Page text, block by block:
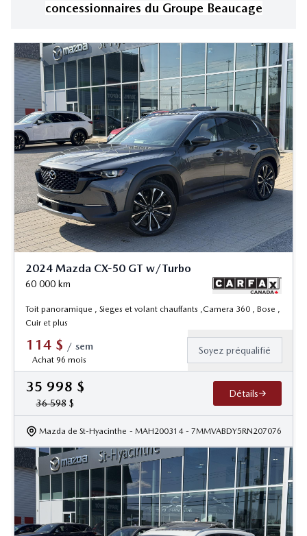
concessionnaires du Groupe Beaucage
2024 Mazda CX-50 GT w/Turbo
60 000 km
Toit panoramique , Sieges et volant chauffants ,Camera 360 , Bose ,
Cuir et plus
114 $ / sem
Achat 96 mois
Soyez préqualifié
35 998 $
36 598$
Détails
Mazda de St-Hyacinthe - MAH200314 - 7MMVABDY5RN207076